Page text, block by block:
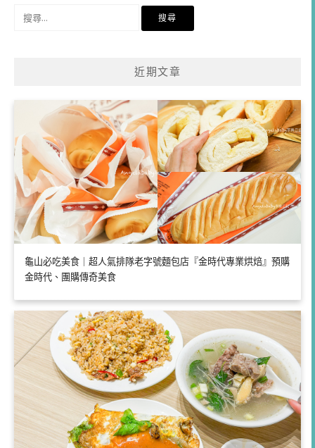
近期文章
龜山必吃美食｜超人氣排隊老字號麵包店『金時代專業烘焙』預購
金時代、團購傳奇美食